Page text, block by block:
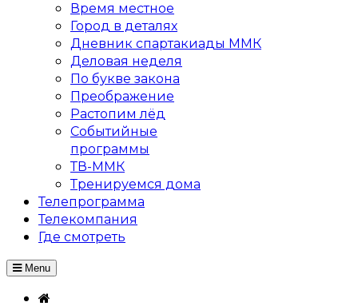
Время местное
Город в деталях
Дневник спартакиады ММК
Деловая неделя
По букве закона
Преображение
Растопим лёд
Событийные
программы
ТВ-ММК
Тренируемся дома
Телепрограмма
Телекомпания
Где смотреть
Menu